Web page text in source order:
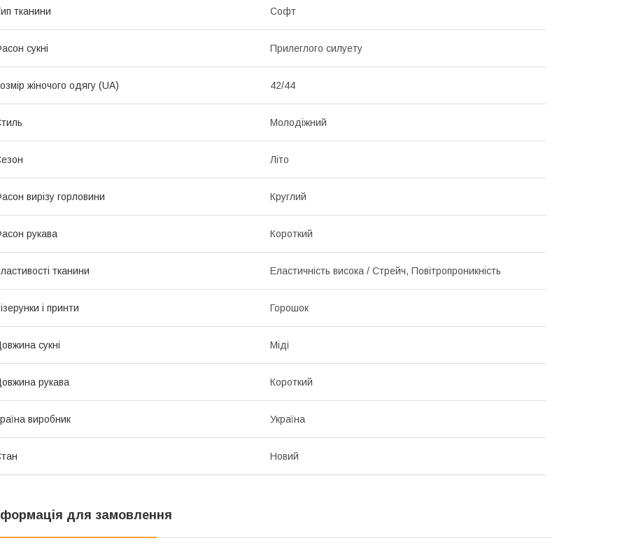
тканини Софт
сукні Прилеглого силуету
жіночого одягу (UA) 42/44
Молодіжний
Літо
вирізу горловини Круглий
рукава Короткий
тканини Еластичність висока / Стрейч, Повітропроникність
і принти Горошок
сукні Міді
рукава Короткий
виробник Україна
Новий
для замовлення